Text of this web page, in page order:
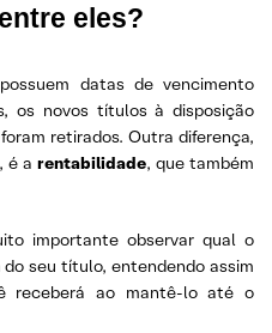
eles?
datas de vencimento
os novos títulos à disposição
retirados. Outra diferença,
é a rentabilidade, que também
importante observar qual o
seu título, entendendo assim
receberá ao mantê-lo até o